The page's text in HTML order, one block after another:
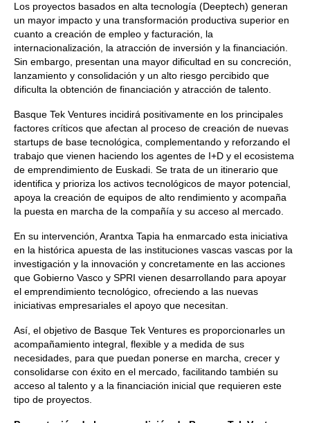
Los proyectos basados en alta tecnología (Deeptech) generan
un mayor impacto y una transformación productiva superior en
cuanto a creación de empleo y facturación, la
internacionalización, la atracción de inversión y la financiación.
Sin embargo, presentan una mayor dificultad en su concreción,
lanzamiento y consolidación y un alto riesgo percibido que
dificulta la obtención de financiación y atracción de talento.
Basque Tek Ventures incidirá positivamente en los principales
factores críticos que afectan al proceso de creación de nuevas
startups de base tecnológica, complementando y reforzando el
trabajo que vienen haciendo los agentes de I+D y el ecosistema
de emprendimiento de Euskadi. Se trata de un itinerario que
identifica y prioriza los activos tecnológicos de mayor potencial,
apoya la creación de equipos de alto rendimiento y acompaña
la puesta en marcha de la compañía y su acceso al mercado.
En su intervención, Arantxa Tapia ha enmarcado esta iniciativa
en la histórica apuesta de las instituciones vascas vascas por la
investigación y la innovación y concretamente en las acciones
que Gobierno Vasco y SPRI vienen desarrollando para apoyar
el emprendimiento tecnológico, ofreciendo a las nuevas
iniciativas empresariales el apoyo que necesitan.
Así, el objetivo de Basque Tek Ventures es proporcionarles un
acompañamiento integral, flexible y a medida de sus
necesidades, para que puedan ponerse en marcha, crecer y
consolidarse con éxito en el mercado, facilitando también su
acceso al talento y a la financiación inicial que requieren este
tipo de proyectos.